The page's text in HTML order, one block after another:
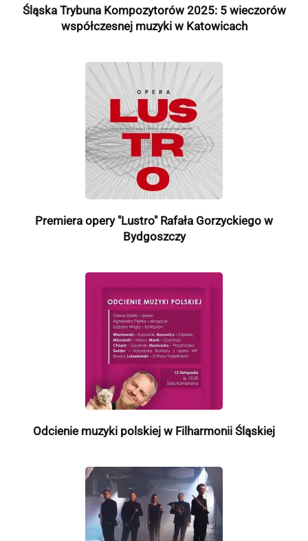
Śląska Trybuna Kompozytorów 2025: 5 wieczorów
współczesnej muzyki w Katowicach
Premiera opery "Lustro" Rafała Gorzyckiego w
Bydgoszczy
Odcienie muzyki polskiej w Filharmonii Śląskiej